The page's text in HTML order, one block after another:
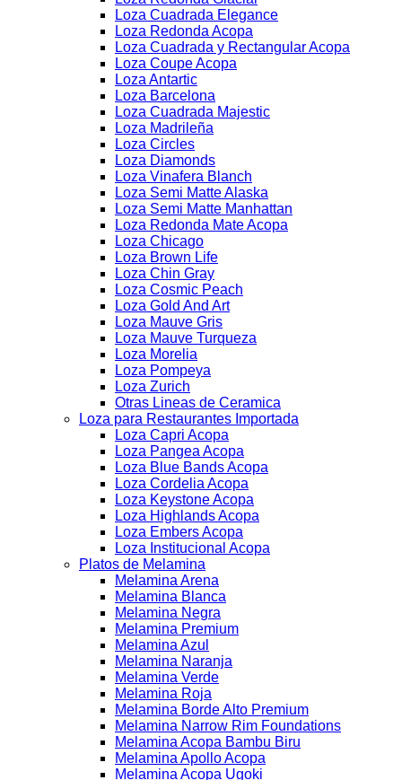
Loza Cuadrada Elegance
Loza Redonda Acopa
Loza Cuadrada y Rectangular Acopa
Loza Coupe Acopa
Loza Antartic
Loza Barcelona
Loza Cuadrada Majestic
Loza Madrileña
Loza Circles
Loza Diamonds
Loza Vinafera Blanch
Loza Semi Matte Alaska
Loza Semi Matte Manhattan
Loza Redonda Mate Acopa
Loza Chicago
Loza Brown Life
Loza Chin Gray
Loza Cosmic Peach
Loza Gold And Art
Loza Mauve Gris
Loza Mauve Turqueza
Loza Morelia
Loza Pompeya
Loza Zurich
Otras Lineas de Ceramica
Loza para Restaurantes Importada
Loza Capri Acopa
Loza Pangea Acopa
Loza Blue Bands Acopa
Loza Cordelia Acopa
Loza Keystone Acopa
Loza Highlands Acopa
Loza Embers Acopa
Loza Institucional Acopa
Platos de Melamina
Melamina Arena
Melamina Blanca
Melamina Negra
Melamina Premium
Melamina Azul
Melamina Naranja
Melamina Verde
Melamina Roja
Melamina Borde Alto Premium
Melamina Narrow Rim Foundations
Melamina Acopa Bambu Biru
Melamina Apollo Acopa
Melamina Acopa Ugoki